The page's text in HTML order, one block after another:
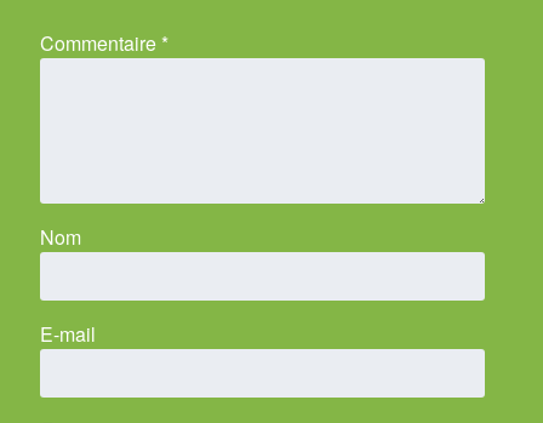
Commentaire *
Nom
E-mail